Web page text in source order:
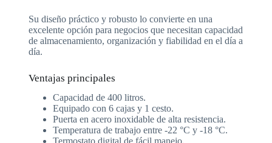
Su diseño práctico y robusto lo convierte en una
excelente opción para negocios que necesitan capacidad
de almacenamiento, organización y fiabilidad en el día a
día.
Ventajas principales
Capacidad de 400 litros.
Equipado con 6 cajas y 1 cesto.
Puerta en acero inoxidable de alta resistencia.
Temperatura de trabajo entre -22 °C y -18 °C.